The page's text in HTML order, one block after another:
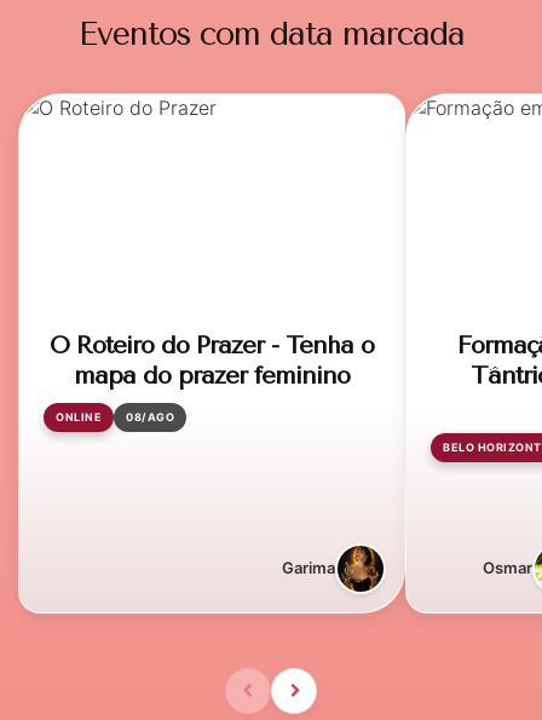
Eventos com data marcada
O Roteiro do Prazer - Tenha o
mapa do prazer feminino
ONLINE 08/AGO
Garima
BELO
Osmar